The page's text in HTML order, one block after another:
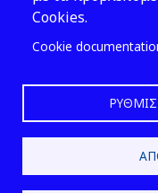
Cookies.
Cookie